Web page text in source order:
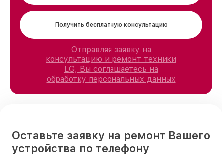
Получить бесплатную консультацию
Отправляя заявку на
консультацию и ремонт техники
LG, Вы соглашаетесь на
обработку персональных данных
Оставьте заявку на ремонт Вашего
устройства по телефону